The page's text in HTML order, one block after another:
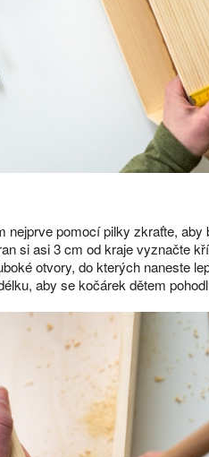
nejprve pomocí pilky zkraťte,
si asi 3 cm od kraje vyznačte
otvory, do kterých naneste
aby se kočárek dětem